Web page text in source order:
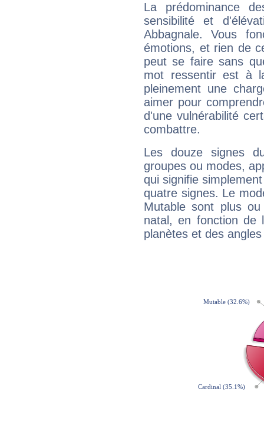
La prédominance
sensibilité et
Abbagnale. Vous
émotions, et rien de
peut se faire sans
mot ressentir est à
pleinement une
aimer pour
d'une vulnérabilité
combattre.
Les douze signes
groupes ou modes,
qui signifie
quatre signes. Le
Mutable sont plus
natal, en fonction de
planètes et des